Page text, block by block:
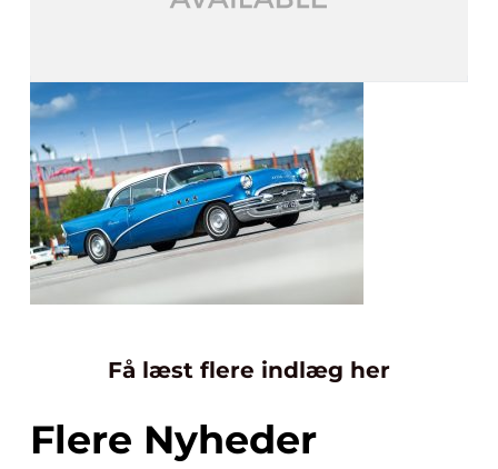
Få læst flere indlæg her
Flere Nyheder